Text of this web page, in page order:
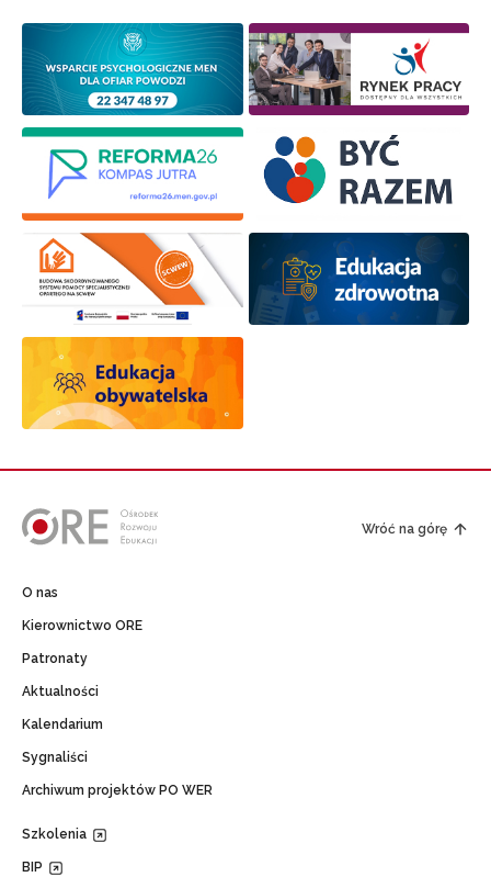
Wróć na górę
O nas
Kierownictwo ORE
Patronaty
Aktualności
Kalendarium
Sygnaliści
Archiwum projektów PO WER
Szkolenia
BIP